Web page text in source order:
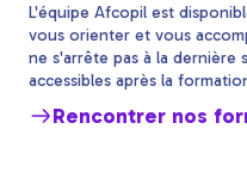
L'équipe Afcopil est
vous orienter et vous
ne s'arrête pas à la dernière
accessibles après la
Rencontrer nos